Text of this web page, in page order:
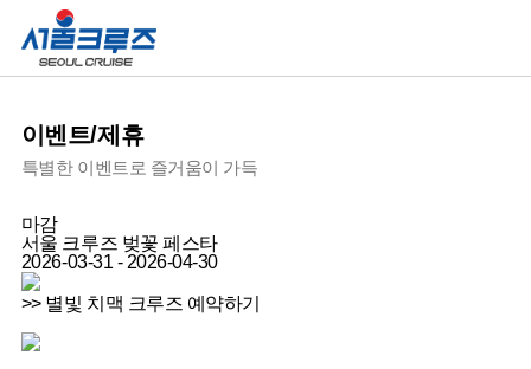
이벤트/제휴
특별한 이벤트로 즐거움이 가득
마감
서울 크루즈 벚꽃 페스타
2026-03-31 - 2026-04-30
>> 별빛 치맥 크루즈 예약하기